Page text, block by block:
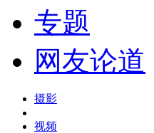
专题
网友论道
摄影
视频